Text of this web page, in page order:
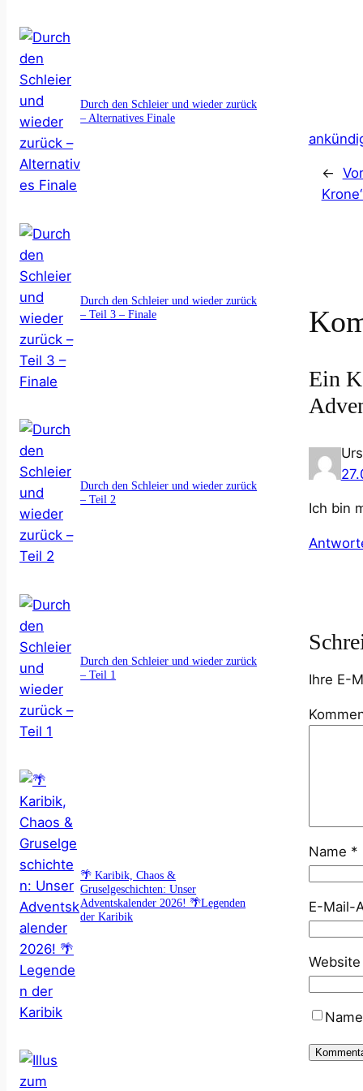
Durch den Schleier und wieder zurück
– Alternatives Finale
Durch den Schleier und wieder zurück
– Teil 3 – Finale
Durch den Schleier und wieder zurück
– Teil 2
Durch den Schleier und wieder zurück
– Teil 1
🌴 Karibik, Chaos &
Gruselgeschichten: Unser
Adventskalender 2026! 🌴Legenden
der Karibik
d
←
Ein
Ich bin
Ihre E-
Name *
E-Mail-
Website